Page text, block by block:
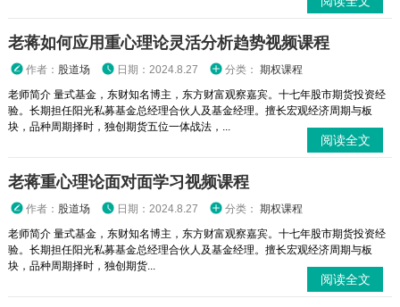
老蒋如何应用重心理论灵活分析趋势视频课程
作者： 股道场 日期：2024.8.27 分类： 期权课程
老师简介 量式基金，东财知名博主，东方财富观察嘉宾。十七年股市期货投资经
验。长期担任阳光私募基金总经理合伙人及基金经理。擅长宏观经济周期与板
块，品种周期择时，独创期货五位一体战法，...
阅读全文
老蒋重心理论面对面学习视频课程
作者： 股道场 日期：2024.8.27 分类： 期权课程
老师简介 量式基金，东财知名博主，东方财富观察嘉宾。十七年股市期货投资经
验。长期担任阳光私募基金总经理合伙人及基金经理。擅长宏观经济周期与板
块，品种周期择时，独创期货...
阅读全文